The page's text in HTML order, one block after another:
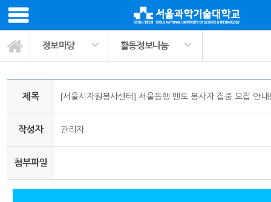
정보마당 활동정보나눔
ST나눔공헌단 소개
봉사활동 교과목소개
사회봉사 프로그램
정보마당
마이페이지
공지사항
활동정보나눔
서식자료실
활동사진
팀매칭 커뮤니티
관련기관링크
제목 [서울시자원봉사센터] 서울동행 멘토 봉사자 집중 모집 안내
작성자 관리자
첨부파일